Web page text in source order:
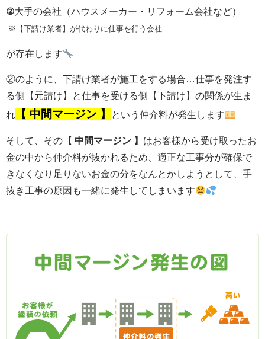
②大手の会社 （ハウスメーカー・ リフォーム会社など）
※【下請け業者】が代わりに仕事を行う会社
が存在します
②のように、下請け業者が施工をする場合…仕事を発注す
る側【元請け】と仕事を受ける側【下請け】の関係が生ま
れ
【 中間マージン 】 という仲介料が発生します
そして、その 【 中間マージン 】 はお客様から受け取ったお
金の中から仲介料が抜かれるため、適正な工事分が確保で
きなくなり足りないお金の分をなんとかしようとして、手
抜き工事の原因も一緒に発生してしまいます